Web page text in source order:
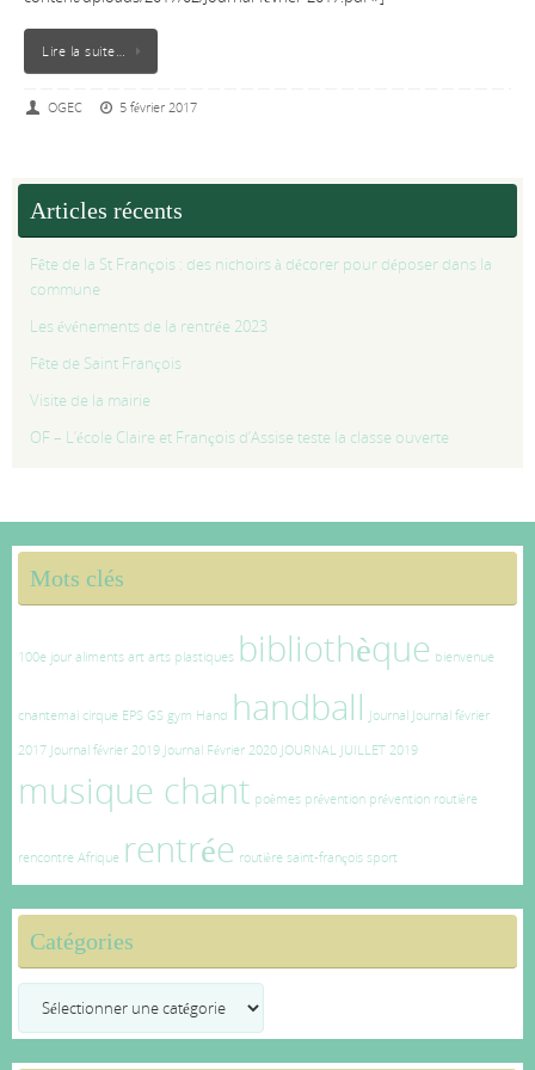
Lire la suite…
OGEC 5 février 2017
Articles récents
Fête de la St François : des nichoirs à décorer pour déposer dans la
commune
Les événements de la rentrée 2023
Fête de Saint François
Visite de la mairie
OF – L’école Claire et François d’Assise teste la classe ouverte
Mots clés
100e jour aliments art arts plastiques bibliothèque bienvenue
chantemai cirque EPS GS gym Hand handball Journal Journal février
2017 Journal février 2019 Journal Février 2020 JOURNAL JUILLET 2019
musique chant poèmes prévention prévention routière
rencontre Afrique rentrée routière saint-françois sport
Catégories